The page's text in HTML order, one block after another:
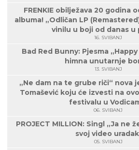
FRENKIE obilježava 20 godina
albuma! „Odličan LP
vinilu u boji od danas u
16. SVIBANJ
Bad Red Bunny: Pjesma
himna unutarnje
13. SVIBANJ
„Ne dam na te grube riči“ nova
Tomašević koju će izvesti na
festivalu u
06. SVIBANJ
PROJECT MILLION: Singl „Ja ne
svoj video
05. SVIBANJ